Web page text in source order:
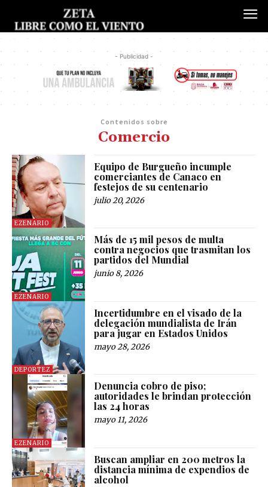
- Publicidad -
Contenidos sobre
Comercio
EZENARIO
Equipo de Burgueño incumple
comerciantes de Canaco en
festejos de su centenario
julio 20, 2026
EZENARIO
Más de 15 mil pesos de multa
contra negocios que trasmitan los
partidos del Mundial
junio 8, 2026
DEPORTEZ
Incertidumbre en el visado de la
delegación mundialista de Irán
para jugar en Estados Unidos
mayo 28, 2026
EZENARIO
Denuncia cobro de piso;
autoridades le brindan protección
las 24 horas
mayo 11, 2026
Buscan ampliar en 200 metros la
distancia mínima de expendios de
alcohol